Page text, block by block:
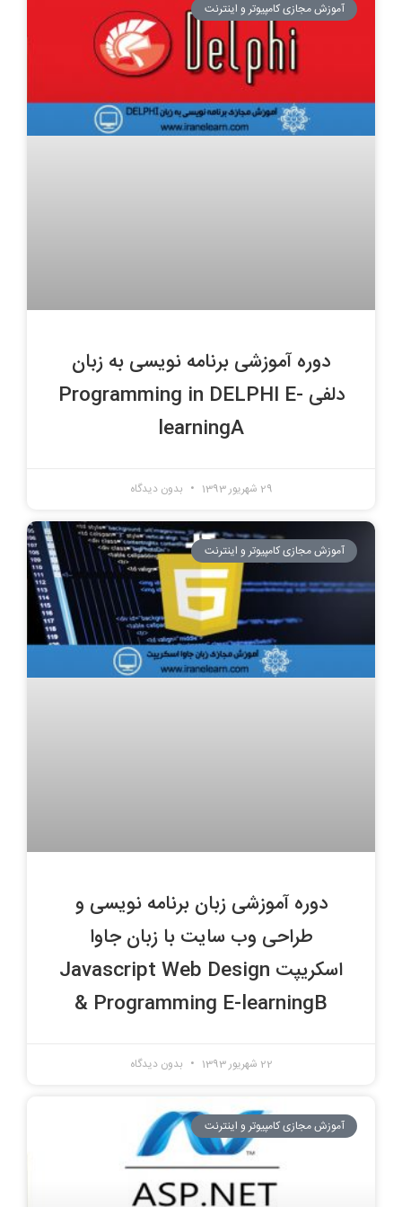
آموزش مجازی کامپیوتر و اینترنت
دوره آموزشی برنامه نویسی به زبان
دلفی Programming in DELPHI E-
learningA
29 شهریور 1393 بدون دیدگاه
آموزش مجازی کامپیوتر و اینترنت
دوره آموزشی زبان برنامه نویسی و
طراحی وب سایت با زبان جاوا
اسکریپت Javascript Web Design
& Programming E-learningB
22 شهریور 1393 بدون دیدگاه
آموزش مجازی کامپیوتر و اینترنت